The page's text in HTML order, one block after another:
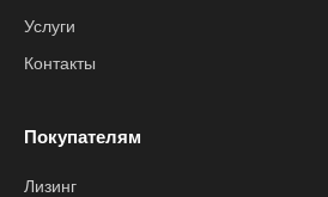
Услуги
Контакты
Покупателям
Лизинг